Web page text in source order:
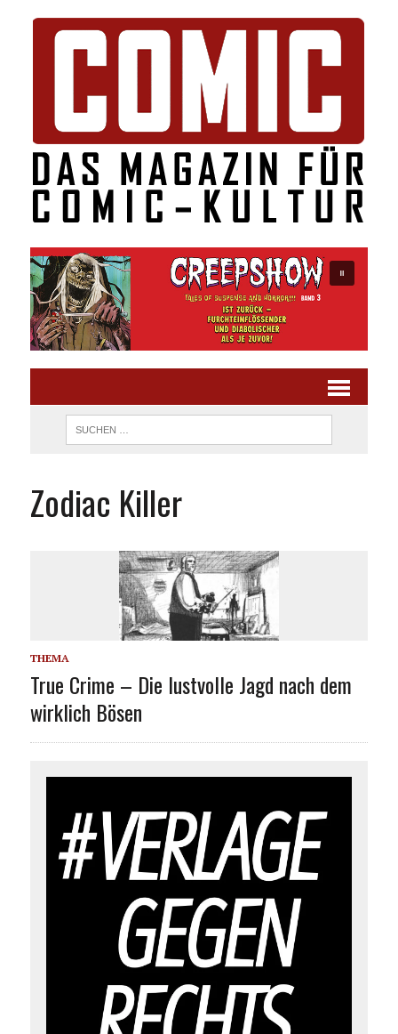
Zodiac Killer
THEMA
True Crime – Die lustvolle Jagd nach dem
wirklich Bösen